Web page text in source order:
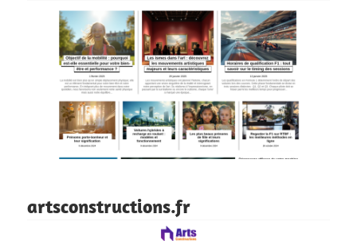
artsconstructions.fr